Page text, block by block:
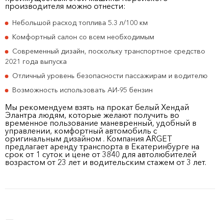
производителя можно отнести:
Небольшой расход топлива 5.3 л/100 км
Комфортный салон со всем необходимым
Современный дизайн, поскольку транспортное средство
2021 года выпуска
Отличный уровень безопасности пассажирам и водителю
Возможность использовать АИ-95 бензин
Мы рекомендуем взять на прокат белый Хендай
Элантра людям, которые желают получить во
временное пользование маневренный, удобный в
управлении, комфортный автомобиль с
оригинальным дизайном . Компания ARGET
предлагает аренду транспорта в Екатеринбурге на
срок от 1 суток и цене от 3840 для автолюбителей
возрастом от 23 лет и водительским стажем от 3 лет.